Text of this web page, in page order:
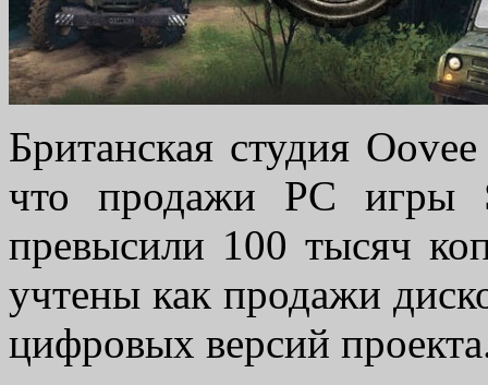
Британская студия
что продажи PC игры
превысили 100 тысяч
учтены как продажи
цифровых версий